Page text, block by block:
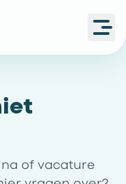
of vacature